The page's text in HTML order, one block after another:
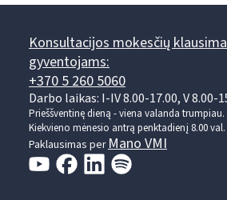
Konsultacijos mokesčių
gyventojams:
+370 5 260 5060
Darbo laikas: I-IV 8.00-17.00, V 8.00-
Prieššventinę dieną - viena valanda trumpiau.
Kiekvieno mėnesio antrą penktadienį 8.00 val.
Paklausimas perMano VMI